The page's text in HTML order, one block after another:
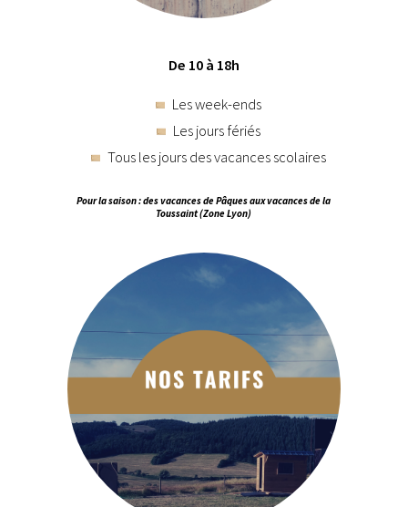
De 10 à 18h
Les week-ends
Les jours fériés
Tous les jours des vacances scolaires
Pour la saison : des vacances de Pâques aux vacances de la
Toussaint (Zone Lyon)